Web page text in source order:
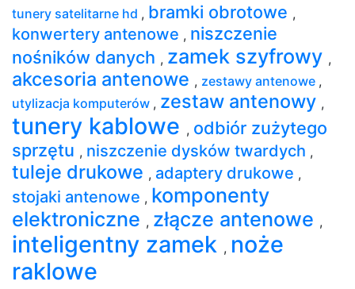
tunery satelitarne hd , bramki obrotowe ,
konwertery antenowe , niszczenie
nośników danych , zamek szyfrowy ,
akcesoria antenowe , zestawy antenowe ,
utylizacja komputerów , zestaw antenowy ,
tunery kablowe , odbiór zużytego
sprzętu , niszczenie dysków twardych ,
tuleje drukowe , adaptery drukowe ,
stojaki antenowe , komponenty
elektroniczne , złącze antenowe ,
inteligentny zamek , noże
raklowe